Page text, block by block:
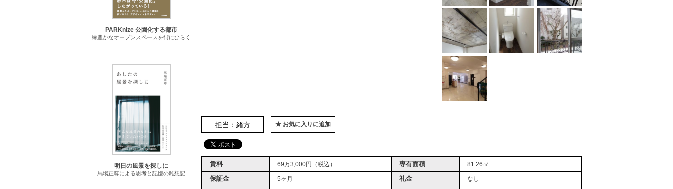
担当：緒方 ★ お気に入りに追加
賃料 69万3,000円（税込） 専有面積 81.26㎡
保証金 5ヶ月 礼金 なし
PARKnize 公園化する都市
緑豊かなオープンスペースを街にひらく
明日の風景を探しに
馬場正尊による思考と記憶の雑想記